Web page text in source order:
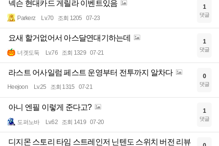
넥슨 현대카드 게릴라 이벤트있음
Parkerz Lv.70 조회 1205 07-23
1
댓글
요새 할거없어서 아스달연대기하는데
너겟도둑 Lv.76 조회 1329 07-21
1
댓글
라스트 어사일럼 페스트 운영부터 전투까지 알차다
Heejoon Lv.25 조회 1315 07-21
0
댓글
아니 엔필 이렇게 준다고?
도퍼노바 Lv.62 조회 1419 07-20
1
댓글
디지몬 스토리 타임 스트레인저 닌텐도 스위치 버전 리뷰